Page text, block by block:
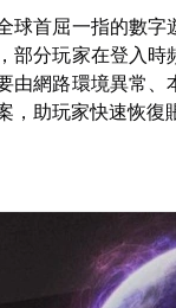
球首屈一指的數字
部分玩家在登入時
由網路環境異常、
，助玩家快速恢復